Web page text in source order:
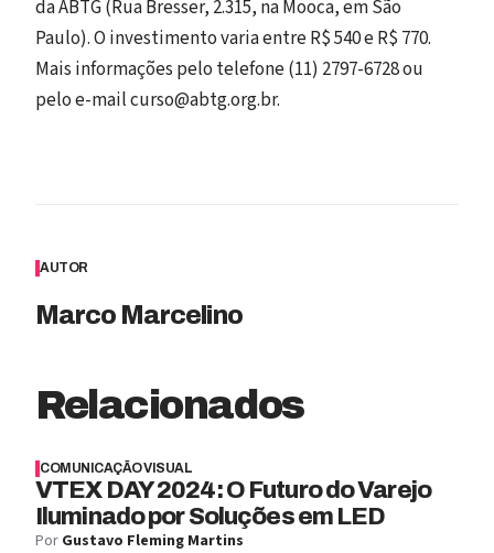
da ABTG (Rua Bresser, 2.315, na Mooca, em São
Paulo). O investimento varia entre R$ 540 e R$ 770.
Mais informações pelo telefone (11) 2797-6728 ou
pelo e-mail curso@abtg.org.br.
AUTOR
Marco Marcelino
Relacionados
COMUNICAÇÃO VISUAL
VTEX DAY 2024: O Futuro do Varejo
Iluminado por Soluções em LED
Por Gustavo Fleming Martins